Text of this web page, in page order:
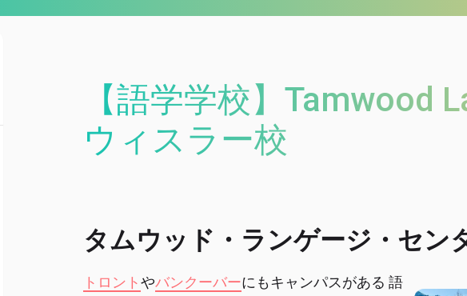
【語学学校】Tamwood
ウィスラー校
タムウッド・ランゲージ・セン
トロントやバンクーバーにもキャンパスがある 語